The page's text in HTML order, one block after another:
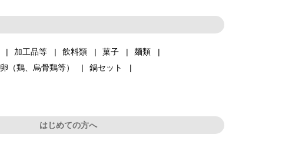
加工品等 飲料類 菓子
麺類
卵（鶏、烏骨鶏等）
鍋セット
はじめての方へ